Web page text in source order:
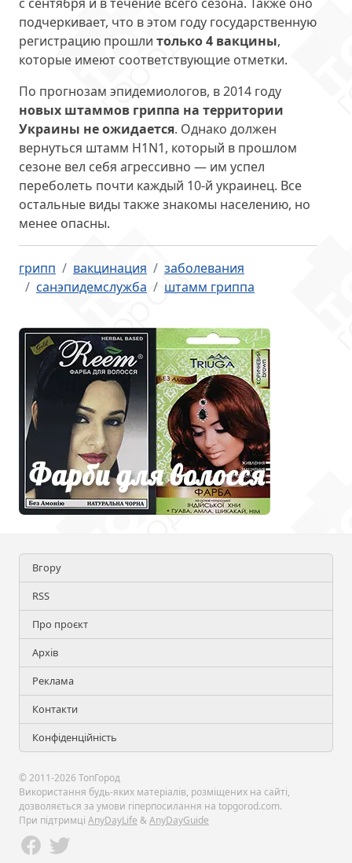
подчеркивает, что в этом году государственную
регистрацию прошли только 4 вакцины,
которые имеют соответствующие отметки.
По прогнозам эпидемиологов, в 2014 году
новых штаммов гриппа на территории
Украины не ожидается. Однако должен
вернуться штамм H1N1, который в прошлом
сезоне вел себя агрессивно — им успел
переболеть почти каждый 10-й украинец. Все
остальные виды также знакомы населению, но
менее опасны.
грипп вакцинация
заболевания
санэпидемслужба
штамм гриппа
Вгору
RSS
Про проєкт
Архів
Реклама
Контакти
Конфіденційність
© 2011-2026 ТопГород
Використання будь-яких матеріалів, розміщених на сайті,
дозволяється за умови гіперпосилання на topgorod.com.
При підтримці AnyDayLife &AnyDayGuide